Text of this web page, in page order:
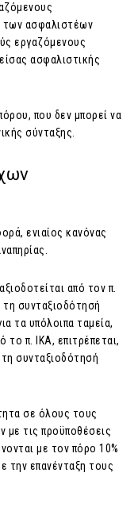
των ασφαλιστέων
εργαζόμενους
ασφαλιστικής
που δεν μπορεί να
σύνταξης.
ενιαίος κανόνας
από τον π.
τη συνταξιοδότησή
τα υπόλοιπα ταμεία,
το π. ΙΚΑ, επιτρέπεται,
συνταξιοδότησή
σε όλους τους
με τις προϋποθέσεις
με τον πόρο 10%
την επανένταξη τους